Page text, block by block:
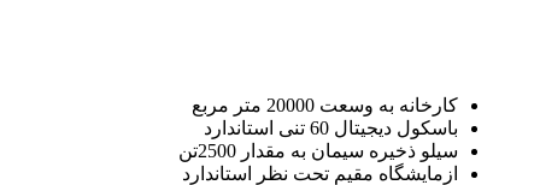
کارخانه به وسعت 20000 متر مربع
باسکول دیجیتال 60 تنی استاندارد
سیلو ذخیره سیمان به مقدار 2500تن
ازمایشگاه مقیم تحت نظر استاندارد